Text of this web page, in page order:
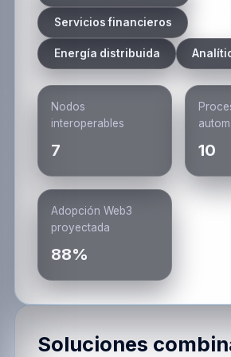
Servicios financieros
Energía distribuida
Nodos
interoperables
7 10
Adopción Web3
proyectada
88%
Soluciones